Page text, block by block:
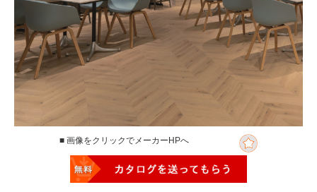
■ 画像をクリックでメーカーHPへ